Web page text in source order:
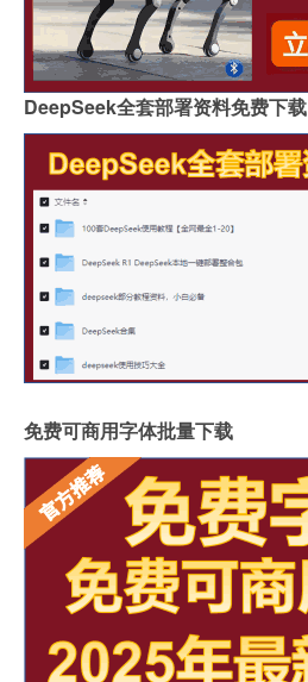
DeepSeek全套部署资料免费下载
免费可商用字体批量下载